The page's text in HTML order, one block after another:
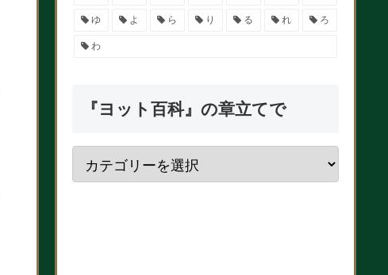
ゆ よ ら り る れ ろ
わ
『ヨット百科』の章立てで